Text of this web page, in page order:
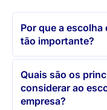
Por que a escolha
tão importante?
Quais são os
considerar ao
empresa?